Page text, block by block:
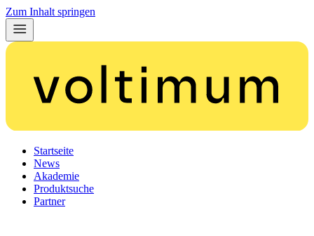
Zum Inhalt springen
Startseite
News
Akademie
Produktsuche
Partner